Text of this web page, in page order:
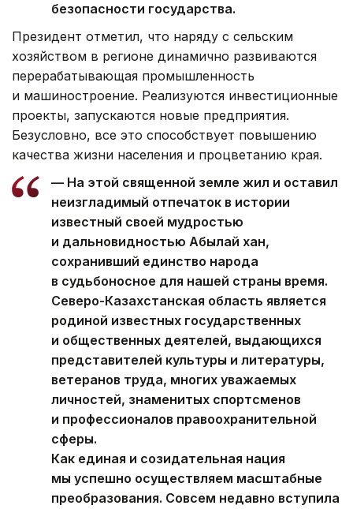
безопасности государства.
Президент отметил, что наряду с сельским
хозяйством в регионе динамично развиваются
перерабатывающая промышленность
и машиностроение. Реализуются инвестиционные
проекты, запускаются новые предприятия.
Безусловно, все это способствует повышению
качества жизни населения и процветанию края.
— На этой священной земле жил и оставил
неизгладимый отпечаток в истории
известный своей мудростью
и дальновидностью Абылай хан,
сохранивший единство народа
в судьбоносное для нашей страны время.
Северо-Казахстанская область является
родиной известных государственных
и общественных деятелей, выдающихся
представителей культуры и литературы,
ветеранов труда, многих уважаемых
личностей, знаменитых спортсменов
и профессионалов правоохранительной
сферы.
Как единая и созидательная нация
мы успешно осуществляем масштабные
преобразования. Совсем недавно вступила